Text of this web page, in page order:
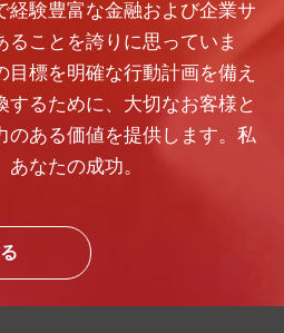
経験豊富な金融および企業サ
ことを誇りに思っていま
標を明確な行動計画を備え
するために、大切なお客様と
のある価値を提供します。私
なたの成功。